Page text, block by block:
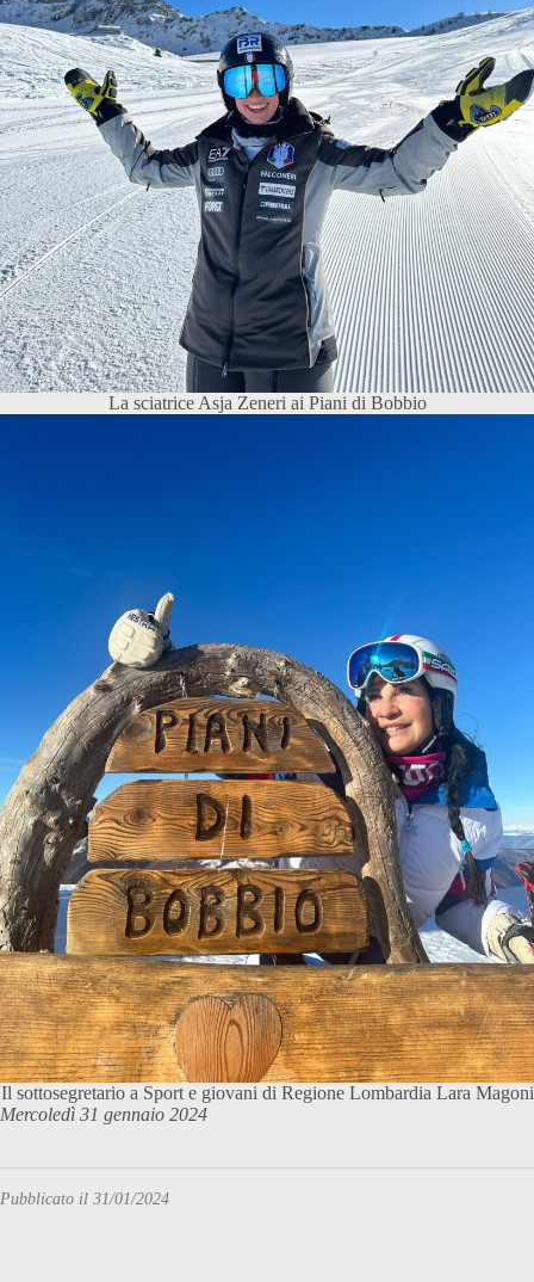
La sciatrice Asja Zeneri ai Piani di Bobbio
Il sottosegretario a Sport e giovani di Regione Lombardia Lara Magoni
Mercoledì 31 gennaio 2024
Pubblicato il 31/01/2024